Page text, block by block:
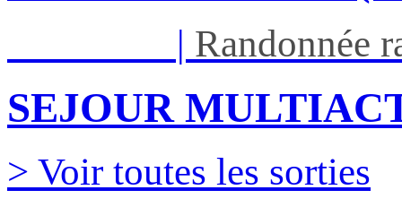
| Randonnée
SEJOUR
> Voir toutes les sorties